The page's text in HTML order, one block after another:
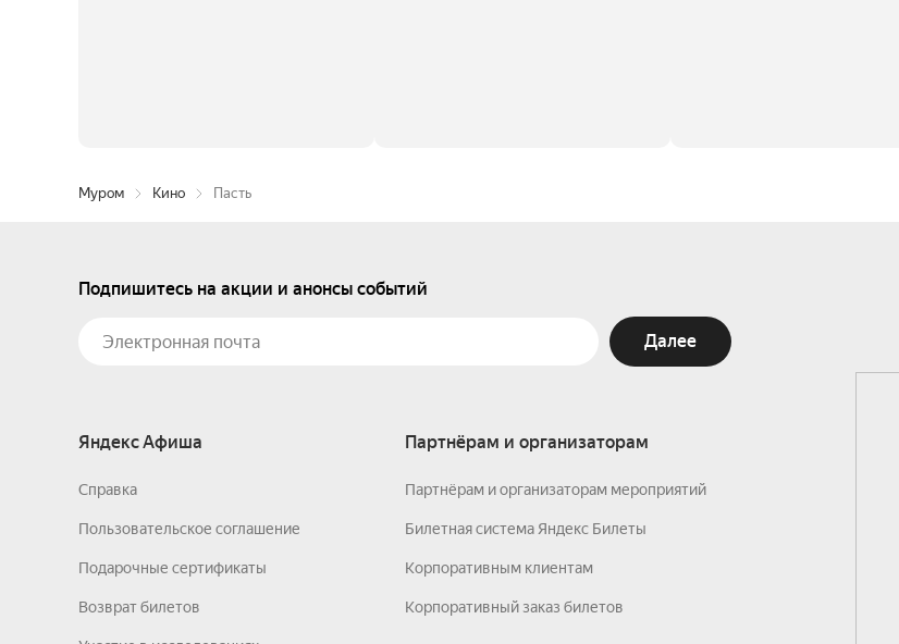
Муром Кино Пасть
Подпишитесь на акции и анонсы событий
Далее
Яндекс Афиша
Справка
Пользовательское соглашение
Подарочные сертификаты
Возврат билетов
Партнёрам и организаторам
Партнёрам и организаторам мероприятий
Билетная система Яндекс Билеты
Корпоративным клиентам
Корпоративный заказ билетов